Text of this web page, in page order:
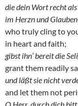
die dein Wort recht
im Herzn und
who truly cling to
in heart and faith;
gibst ihn’ bereit die
grant them readily
und läßt sie nicht
and let them not
O Herr, durch dich